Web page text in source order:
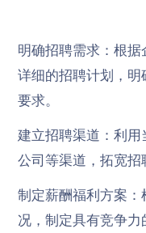
明确招聘需求：根
详细的招聘计划，
要求。
建立招聘渠道：利
公司等渠道，拓宽招
制定薪酬福利方案
况，制定具有竞争